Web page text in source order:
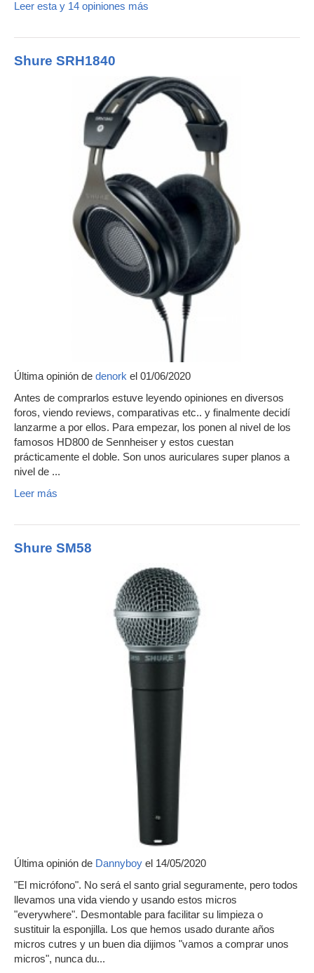
Leer esta y 14 opiniones más
Shure SRH1840
Última opinión de denork el 01/06/2020
Antes de comprarlos estuve leyendo opiniones en diversos
foros, viendo reviews, comparativas etc.. y finalmente decidí
lanzarme a por ellos. Para empezar, los ponen al nivel de los
famosos HD800 de Sennheiser y estos cuestan
prácticamente el doble. Son unos auriculares super planos a
nivel de ...
Leer más
Shure SM58
Última opinión de Dannyboy el 14/05/2020
"El micrófono". No será el santo grial seguramente, pero todos
llevamos una vida viendo y usando estos micros
"everywhere". Desmontable para facilitar su limpieza o
sustituir la esponjilla. Los que hemos usado durante años
micros cutres y un buen dia dijimos "vamos a comprar unos
micros", nunca du...